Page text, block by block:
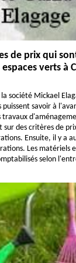
de prix qui
verts à
société Mickael
savoir à
travaux
sur des critères de
Ensuite, il y a
Les matériels
selon